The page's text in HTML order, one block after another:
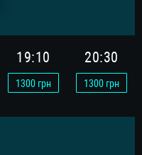
19:10
1300 грн
20:30
1300 грн